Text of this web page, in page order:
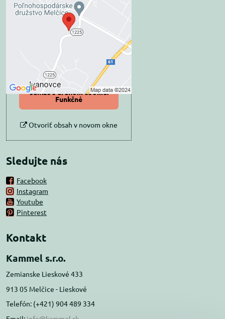
blokovaný Voľbami
súkromia
Prajete si načítať externý obsah?
Povoliť tentokrát
Povoliť a zapamätať -
súhlas s druhom cookie:
Funkčné
Otvoriť obsah v novom okne
Sledujte nás
Facebook
Instagram
Youtube
Pinterest
Kontakt
Kammel s.r.o.
Zemianske Lieskové 433
913 05 Melčice - Lieskové
Telefón: (+421) 904 489 334